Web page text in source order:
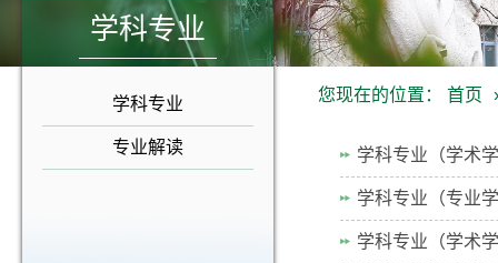
学科专业
学科专业
专业解读
您现在的位置： 首页
学科专业（学术
学科专业（专业
学科专业（学术